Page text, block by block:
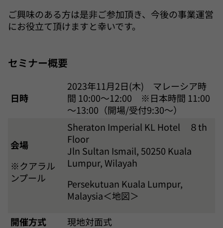
ご興味のある方は是非ご参加頂き、今後の事業運営
にお役立て頂けますと幸いです。
セミナー概要
日時
2023年11月2日(木) マレーシア時
間 10:00～12:00 ※日本時間 11:00
～13:00（開場/受付9:30～）
会場
※クアラル
ンプール
Sheraton Imperial KL Hotel ８th
Floor
Jln Sultan Ismail, 50250 Kuala
Lumpur, Wilayah
Persekutuan Kuala Lumpur,
Malaysia＜地図＞
開催方式
現地対面式